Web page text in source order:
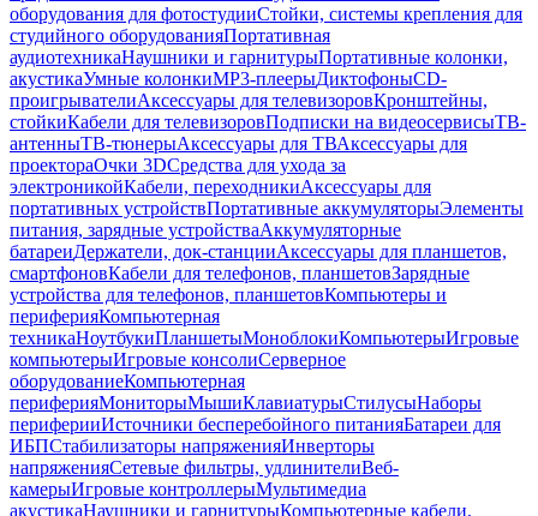
оборудования для фотостудииСтойки, системы крепления для
студийного оборудованияПортативная
аудиотехникаНаушники и гарнитурыПортативные колонки,
акустикаУмные колонкиMP3-плеерыДиктофоныCD-
проигрывателиАксессуары для телевизоровКронштейны,
стойкиКабели для телевизоровПодписки на видеосервисыТВ-
антенныТВ-тюнерыАксессуары для ТВАксессуары для
проектораОчки 3DСредства для ухода за
электроникойКабели, переходникиАксессуары для
портативных устройствПортативные аккумуляторыЭлементы
питания, зарядные устройстваАккумуляторные
батареиДержатели, док-станцииАксессуары для планшетов,
смартфоновКабели для телефонов, планшетовЗарядные
устройства для телефонов, планшетовКомпьютеры и
периферияКомпьютерная
техникаНоутбукиПланшетыМоноблокиКомпьютерыИгровые
компьютерыИгровые консолиСерверное
оборудованиеКомпьютерная
периферияМониторыМышиКлавиатурыСтилусыНаборы
периферииИсточники бесперебойного питанияБатареи для
ИБПСтабилизаторы напряженияИнверторы
напряженияСетевые фильтры, удлинителиВеб-
камерыИгровые контроллерыМультимедиа
акустикаНаушники и гарнитурыКомпьютерные кабели,